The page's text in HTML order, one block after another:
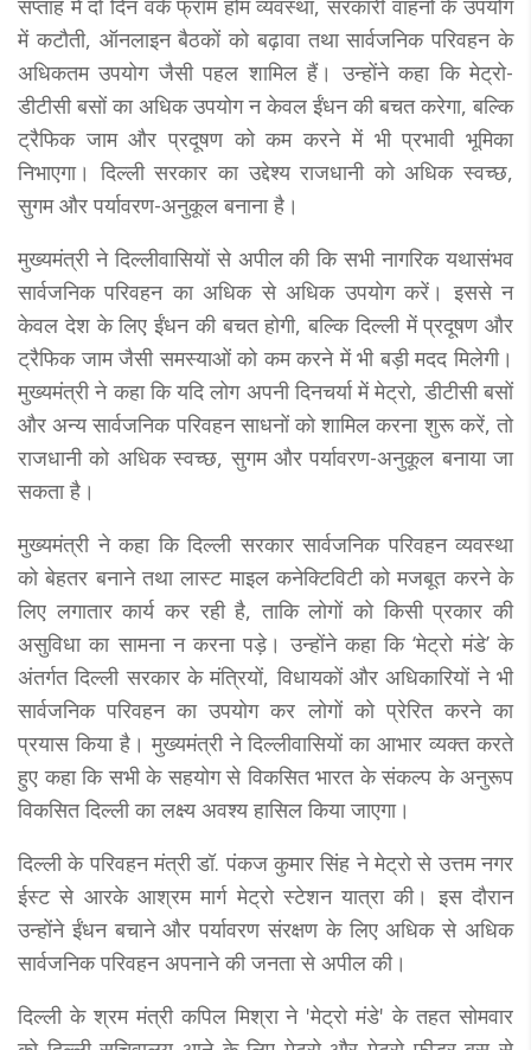
सप्ताह में दो दिन वर्क फ्रॉम होम व्यवस्था, सरकारी वाहनों के उपयोग
में कटौती, ऑनलाइन बैठकों को बढ़ावा तथा सार्वजनिक परिवहन के
अधिकतम उपयोग जैसी पहल शामिल हैं। उन्होंने कहा कि मेट्रो-
डीटीसी बसों का अधिक उपयोग न केवल ईंधन की बचत करेगा, बल्कि
ट्रैफिक जाम और प्रदूषण को कम करने में भी प्रभावी भूमिका
निभाएगा। दिल्ली सरकार का उद्देश्य राजधानी को अधिक स्वच्छ,
सुगम और पर्यावरण-अनुकूल बनाना है।
मुख्यमंत्री ने दिल्लीवासियों से अपील की कि सभी नागरिक यथासंभव
सार्वजनिक परिवहन का अधिक से अधिक उपयोग करें। इससे न
केवल देश के लिए ईंधन की बचत होगी, बल्कि दिल्ली में प्रदूषण और
ट्रैफिक जाम जैसी समस्याओं को कम करने में भी बड़ी मदद मिलेगी।
मुख्यमंत्री ने कहा कि यदि लोग अपनी दिनचर्या में मेट्रो, डीटीसी बसों
और अन्य सार्वजनिक परिवहन साधनों को शामिल करना शुरू करें, तो
राजधानी को अधिक स्वच्छ, सुगम और पर्यावरण-अनुकूल बनाया जा
सकता है।
मुख्यमंत्री ने कहा कि दिल्ली सरकार सार्वजनिक परिवहन व्यवस्था
को बेहतर बनाने तथा लास्ट माइल कनेक्टिविटी को मजबूत करने के
लिए लगातार कार्य कर रही है, ताकि लोगों को किसी प्रकार की
असुविधा का सामना न करना पड़े। उन्होंने कहा कि ‘मेट्रो मंडे’ के
अंतर्गत दिल्ली सरकार के मंत्रियों, विधायकों और अधिकारियों ने भी
सार्वजनिक परिवहन का उपयोग कर लोगों को प्रेरित करने का
प्रयास किया है। मुख्यमंत्री ने दिल्लीवासियों का आभार व्यक्त करते
हुए कहा कि सभी के सहयोग से विकसित भारत के संकल्प के अनुरूप
विकसित दिल्ली का लक्ष्य अवश्य हासिल किया जाएगा।
दिल्ली के परिवहन मंत्री डॉ. पंकज कुमार सिंह ने मेट्रो से उत्तम नगर
ईस्ट से आरके आश्रम मार्ग मेट्रो स्टेशन यात्रा की। इस दौरान
उन्होंने ईंधन बचाने और पर्यावरण संरक्षण के लिए अधिक से अधिक
सार्वजनिक परिवहन अपनाने की जनता से अपील की।
दिल्ली के श्रम मंत्री कपिल मिश्रा ने 'मेट्रो मंडे' के तहत सोमवार